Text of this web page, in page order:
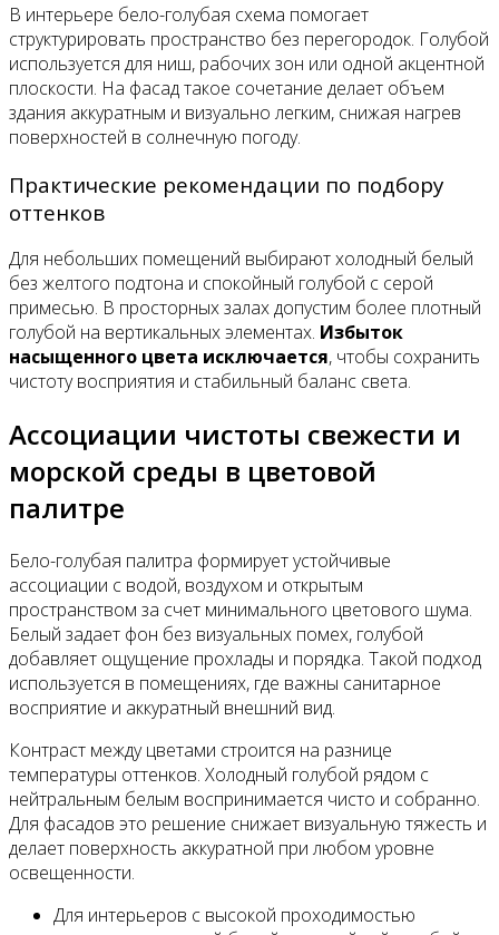
В интерьере бело-голубая схема помогает
структурировать пространство без перегородок. Голубой
используется для ниш, рабочих зон или одной акцентной
плоскости. На фасад такое сочетание делает объем
здания аккуратным и визуально легким, снижая нагрев
поверхностей в солнечную погоду.
Практические рекомендации по подбору
оттенков
Для небольших помещений выбирают холодный белый
без желтого подтона и спокойный голубой с серой
примесью. В просторных залах допустим более плотный
голубой на вертикальных элементах. Избыток
насыщенного цвета исключается, чтобы сохранить
чистоту восприятия и стабильный баланс света.
Ассоциации чистоты свежести и
морской среды в цветовой
палитре
Бело-голубая палитра формирует устойчивые
ассоциации с водой, воздухом и открытым
пространством за счет минимального цветового шума.
Белый задает фон без визуальных помех, голубой
добавляет ощущение прохлады и порядка. Такой подход
используется в помещениях, где важны санитарное
восприятие и аккуратный внешний вид.
Контраст между цветами строится на разнице
температуры оттенков. Холодный голубой рядом с
нейтральным белым воспринимается чисто и собранно.
Для фасадов это решение снижает визуальную тяжесть и
делает поверхность аккуратной при любом уровне
освещенности.
Для интерьеров с высокой проходимостью